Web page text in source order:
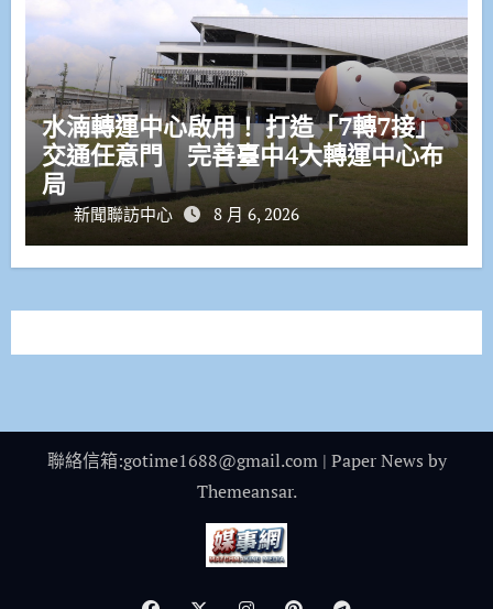
水湳轉運中心啟用！ 打造「7轉7接」
交通任意門 完善臺中4大轉運中心布
局
新聞聯訪中心 8 月 6, 2026
聯絡信箱:gotime1688@gmail.com | Paper News by
Themeansar.